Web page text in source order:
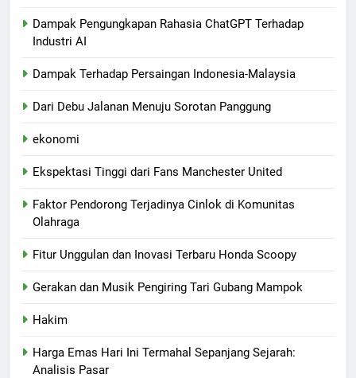
Dampak Pengungkapan Rahasia ChatGPT Terhadap
Industri AI
Dampak Terhadap Persaingan Indonesia-Malaysia
Dari Debu Jalanan Menuju Sorotan Panggung
ekonomi
Ekspektasi Tinggi dari Fans Manchester United
Faktor Pendorong Terjadinya Cinlok di Komunitas
Olahraga
Fitur Unggulan dan Inovasi Terbaru Honda Scoopy
Gerakan dan Musik Pengiring Tari Gubang Mampok
Hakim
Harga Emas Hari Ini Termahal Sepanjang Sejarah:
Analisis Pasar